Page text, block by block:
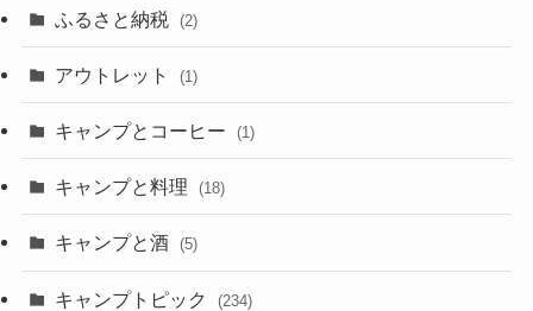
ふるさと納税 (2)
アウトレット (1)
キャンプとコーヒー (1)
キャンプと料理 (18)
キャンプと酒 (5)
キャンプトピック (234)